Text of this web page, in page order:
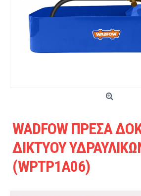
WADFOW ΠΡΕΣΑ
ΔΙΚΤΥΟΥ
(WPTP1A06)